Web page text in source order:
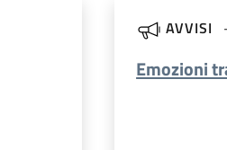
AVVISI
Emozioni